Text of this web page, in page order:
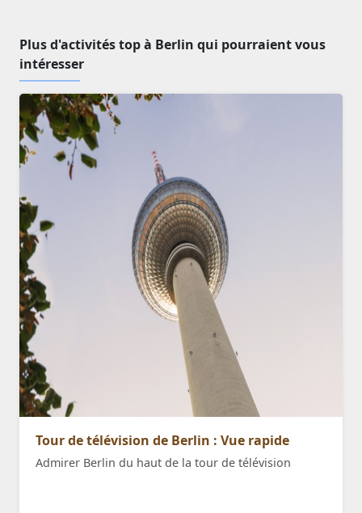
Plus d'activités top à Berlin qui pourraient vous
intéresser
Tour de télévision de Berlin : Vue rapide
Admirer Berlin du haut de la tour de télévision